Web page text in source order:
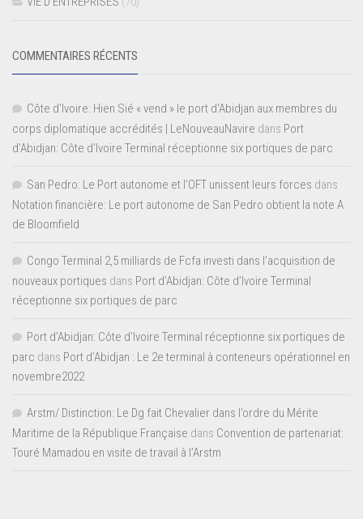
COMMENTAIRES RÉCENTS
Côte d'Ivoire: Hien Sié « vend » le port d'Abidjan aux membres du
corps diplomatique accrédités | LeNouveauNavire dans Port
d’Abidjan: Côte d’Ivoire Terminal réceptionne six portiques de parc
San Pedro: Le Port autonome et l’OFT unissent leurs forces dans
Notation financière: Le port autonome de San Pedro obtient la note A
de Bloomfield
Congo Terminal 2,5 milliards de Fcfa investi dans l’acquisition de
nouveaux portiques dans Port d’Abidjan: Côte d’Ivoire Terminal
réceptionne six portiques de parc
Port d'Abidjan: Côte d’Ivoire Terminal réceptionne six portiques de
parc dans Port d’Abidjan : Le 2e terminal à conteneurs opérationnel en
novembre2022
Arstm/ Distinction: Le Dg fait Chevalier dans l’ordre du Mérite
Maritime de la République Française dans Convention de partenariat:
Touré Mamadou en visite de travail à l’Arstm